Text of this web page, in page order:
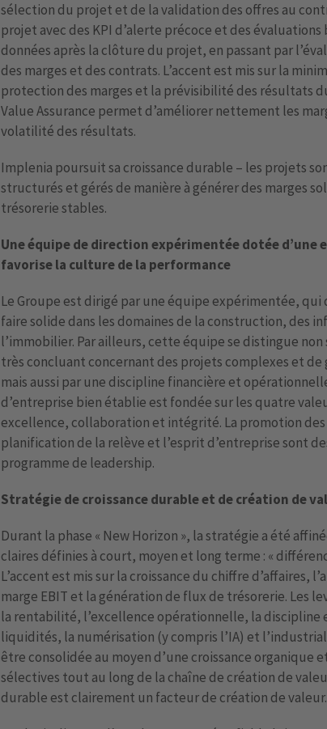
sélection du projet et de la validation des offres au
projet avec des KPI d’alerte précoce et des évaluations
données après la clôture du projet, en passant par
des marges et des contrats. L’accent est mis sur la
protection des marges et la prévisibilité des résultats
Value Assurance permet d’améliorer nettement les
volatilité des résultats.
Implenia poursuit sa croissance durable – les projets
structurés et gérés de manière à générer des marges
trésorerie stables.
Une équipe de direction expérimentée dotée
favorise la culture de la performance
Le Groupe est dirigé par une équipe expérimentée, qui
faire solide dans les domaines de la construction, des
l’immobilier. Par ailleurs, cette équipe se distingue
très concluant concernant des projets complexes et de
mais aussi par une discipline financière et
d’entreprise bien établie est fondée sur les quatre
excellence, collaboration et intégrité. La promotion
planification de la relève et l’esprit d’entreprise sont
programme de leadership.
Stratégie de croissance durable et de création de
Durant la phase « New Horizon », la stratégie a été
claires définies à court, moyen et long terme : «
L’accent est mis sur la croissance du chiffre d’affaires,
marge EBIT et la génération de flux de trésorerie. Les
la rentabilité, l’excellence opérationnelle, la discipline
liquidités, la numérisation (y compris l’IA) et
être consolidée au moyen d’une croissance organique
sélectives tout au long de la chaîne de création de
durable est clairement un facteur de création de valeur.